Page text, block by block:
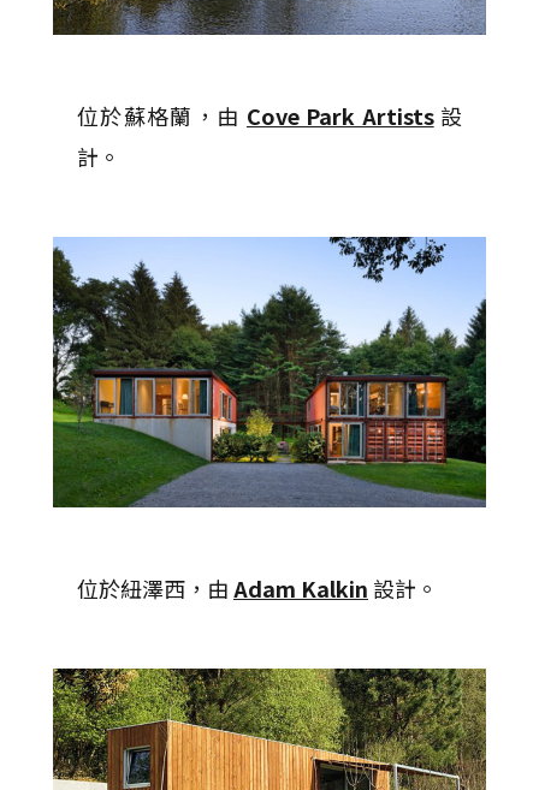
位於蘇格蘭，由 Cove Park Artists設
計。
位於紐澤西，由Adam Kalkin 設計。